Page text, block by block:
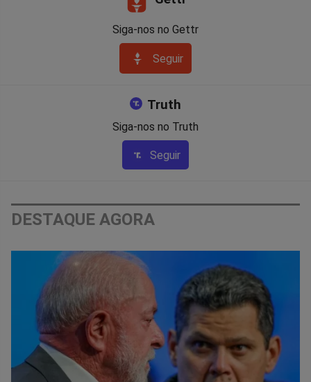
Siga-nos no Gettr
Seguir
Truth
Siga-nos no Truth
Seguir
DESTAQUE AGORA